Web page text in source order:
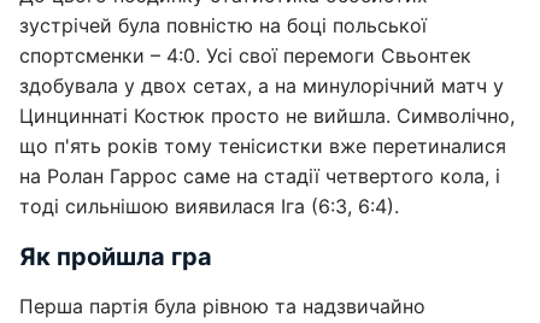
зустрічей була повністю на боці польської
спортсменки – 4:0. Усі свої перемоги Свьонтек
здобувала у двох сетах, а на минулорічний матч у
Цинциннаті Костюк просто не вийшла. Символічно,
що п'ять років тому тенісистки вже перетиналися
на Ролан Гаррос саме на стадії четвертого кола, і
тоді сильнішою виявилася Іга (6:3, 6:4).
Як пройшла гра
Перша партія була рівною та надзвичайно